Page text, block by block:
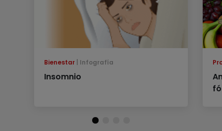
Bienestar Infografía
Insomnio